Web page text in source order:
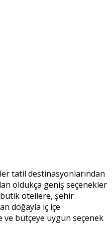
tatil destinasyonlarından
oldukça geniş seçenekler
otellere, şehir
doğayla iç içe
bütçeye uygun seçenek